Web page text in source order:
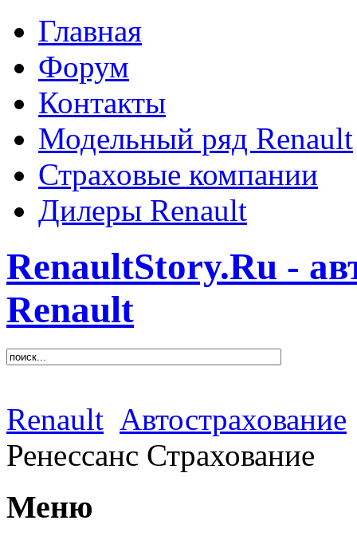
Главная
Форум
Контакты
Модельный ряд Renault
Страховые компании
Дилеры Renault
RenaultStory.Ru -
Renault
Renault Автострахование
Ренессанс Страхование
Меню